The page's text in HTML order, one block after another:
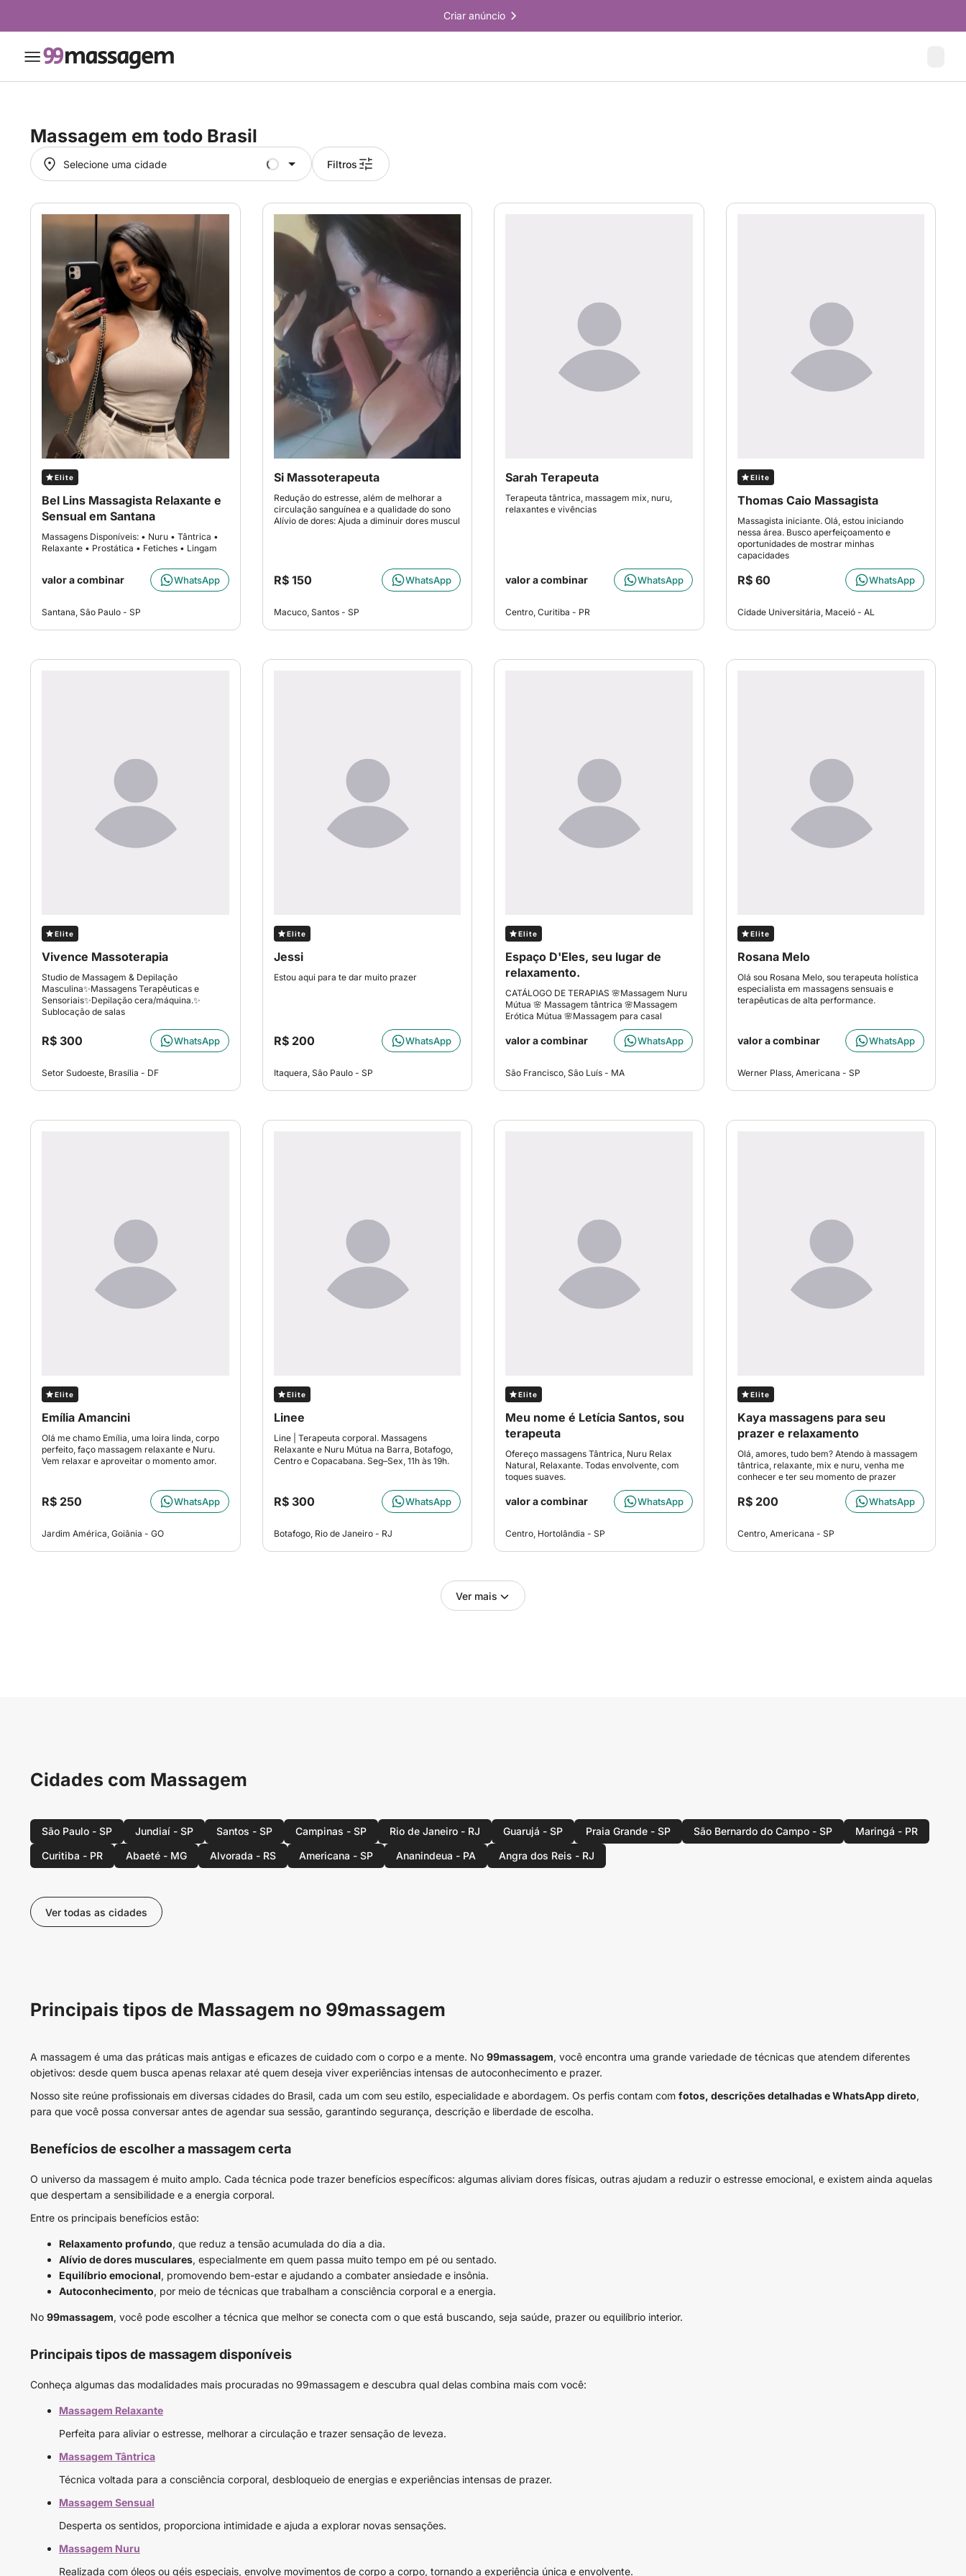
Criar anúncio
Massagem em todo Brasil
Selecione uma cidade
Selecione uma cidade Filtros
Elite
Bel Lins Massagista Relaxante e
Sensual em Santana
Massagens Disponíveis: • Nuru • Tântrica •
Relaxante • Prostática • Fetiches • Lingam
valor a combinar WhatsApp
Santana, São Paulo - SP
Si Massoterapeuta
Redução do estresse, além de melhorar a
circulação sanguínea e a qualidade do sono
Alívio de dores: Ajuda a diminuir dores muscul
R$ 150 WhatsApp
Macuco, Santos - SP
Sarah Terapeuta
Terapeuta tântrica, massagem mix, nuru,
relaxantes e vivências
valor a combinar WhatsApp
Centro, Curitiba - PR
Elite
Thomas Caio Massagista
Massagista iniciante. Olá, estou iniciando
nessa área. Busco aperfeiçoamento e
oportunidades de mostrar minhas
capacidades
R$ 60 WhatsApp
Cidade Universitária, Maceió - AL
Elite
Vivence Massoterapia
Studio de Massagem & Depilação
Masculina✨Massagens Terapêuticas e
Sensoriais✨Depilação cera/máquina.✨
Sublocação de salas
R$ 300 WhatsApp
Setor Sudoeste, Brasília - DF
Elite
Jessi
Estou aqui para te dar muito prazer
R$ 200 WhatsApp
Itaquera, São Paulo - SP
Elite
Espaço D'Eles, seu lugar de
relaxamento.
CATÁLOGO DE TERAPIAS 🌸Massagem Nuru
Mútua 🌸 Massagem tântrica 🌸Massagem
Erótica Mútua 🌸Massagem para casal
valor a combinar WhatsApp
São Francisco, São Luís - MA
Elite
Rosana Melo
Olá sou Rosana Melo, sou terapeuta holística
especialista em massagens sensuais e
terapêuticas de alta performance.
valor a combinar WhatsApp
Werner Plass, Americana - SP
Elite
Emília Amancini
Olá me chamo Emília, uma loira linda, corpo
perfeito, faço massagem relaxante e Nuru.
Vem relaxar e aproveitar o momento amor.
R$ 250 WhatsApp
Jardim América, Goiânia - GO
Elite
Linee
Line | Terapeuta corporal. Massagens
Relaxante e Nuru Mútua na Barra, Botafogo,
Centro e Copacabana. Seg–Sex, 11h às 19h.
R$ 300 WhatsApp
Botafogo, Rio de Janeiro - RJ
Elite
Meu nome é Letícia Santos, sou
terapeuta
Ofereço massagens Tântrica, Nuru Relax
Natural, Relaxante. Todas envolvente, com
toques suaves.
valor a combinar WhatsApp
Centro, Hortolândia - SP
Elite
Kaya massagens para seu
prazer e relaxamento
Olá, amores, tudo bem? Atendo à massagem
tântrica, relaxante, mix e nuru, venha me
conhecer e ter seu momento de prazer
R$ 200 WhatsApp
Centro, Americana - SP
Ver mais
Cidades com Massagem
São Paulo - SP Jundiaí - SP Santos - SP Campinas - SP Rio de Janeiro - RJ Guarujá - SP Praia Grande - SP São Bernardo do Campo - SP
Maringá - PR
Curitiba - PR
Abaeté - MG Alvorada - RS Americana - SP Ananindeua - PA Angra dos Reis - RJ
Ver todas as cidades
Principais tipos de Massagem no 99massagem
A massagem é uma das práticas mais antigas e eficazes de cuidado com o corpo e a mente. No 99massagem, você encontra uma grande variedade de técnicas que atendem diferentes
objetivos: desde quem busca apenas relaxar até quem deseja viver experiências intensas de autoconhecimento e prazer.
Nosso site reúne profissionais em diversas cidades do Brasil, cada um com seu estilo, especialidade e abordagem. Os perfis contam com fotos, descrições detalhadas e WhatsApp direto,
para que você possa conversar antes de agendar sua sessão, garantindo segurança, descrição e liberdade de escolha.
Benefícios de escolher a massagem certa
O universo da massagem é muito amplo. Cada técnica pode trazer benefícios específicos: algumas aliviam dores físicas, outras ajudam a reduzir o estresse emocional, e existem ainda aquelas
que despertam a sensibilidade e a energia corporal.
Entre os principais benefícios estão:
Relaxamento profundo, que reduz a tensão acumulada do dia a dia.
Alívio de dores musculares, especialmente em quem passa muito tempo em pé ou sentado.
Equilíbrio emocional, promovendo bem-estar e ajudando a combater ansiedade e insônia.
Autoconhecimento, por meio de técnicas que trabalham a consciência corporal e a energia.
No 99massagem, você pode escolher a técnica que melhor se conecta com o que está buscando, seja saúde, prazer ou equilíbrio interior.
Principais tipos de massagem disponíveis
Conheça algumas das modalidades mais procuradas no 99massagem e descubra qual delas combina mais com você:
Massagem Relaxante
Perfeita para aliviar o estresse, melhorar a circulação e trazer sensação de leveza.
Massagem Tântrica
Técnica voltada para a consciência corporal, desbloqueio de energias e experiências intensas de prazer.
Massagem Sensual
Desperta os sentidos, proporciona intimidade e ajuda a explorar novas sensações.
Massagem Nuru
Realizada com óleos ou géis especiais, envolve movimentos de corpo a corpo, tornando a experiência única e envolvente.